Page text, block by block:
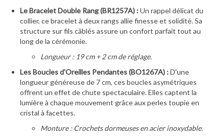
Le Bracelet Double Rang (BR1257A) :Un rappel délicat du
collier, ce bracelet à deux rangs allie finesse et solidité.Sa
structure sur fils câblés assure un confort parfait tout au
long de la cérémonie.
Longueur : 19 cm + 2 cm de réglage.
Les Boucles d'Oreilles Pendantes (BO1267A) :D'une
longueur généreuse de 7 cm, ces boucles asymétriques
offrent un effet de chute spectaculaire. Elles captent la
lumière à chaque mouvement grâce aux perles toupie en
cristal à facettes.
Monture : Crochets dormeuses en acier inoxydable.